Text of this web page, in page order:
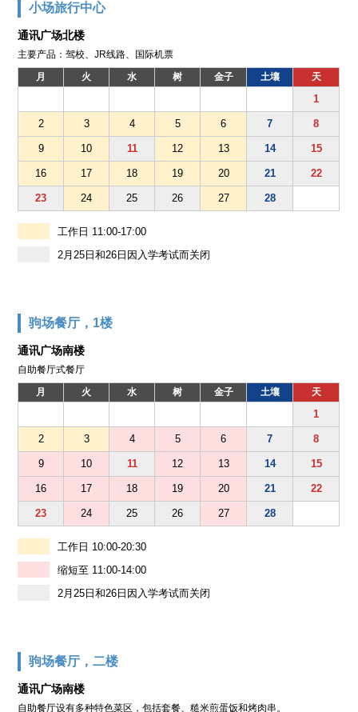
小场旅行中心
通讯广场北楼
主要产品：驾校、JR线路、国际机票
月 火 水 树 金子 土壤 天
1
2 3 4 5 6 7 8
9 10 11 12 13 14 15
16 17 18 19 20 21 22
23 24 25 26 27 28
工作日 11:00-17:00
2月25日和26日因入学考试而关闭
驹场餐厅，1楼
通讯广场南楼
自助餐厅式餐厅
月 火 水 树 金子 土壤 天
1
2 3 4 5 6 7 8
9 10 11 12 13 14 15
16 17 18 19 20 21 22
23 24 25 26 27 28
工作日 10:00-20:30
缩短至 11:00-14:00
2月25日和26日因入学考试而关闭
驹场餐厅，二楼
通讯广场南楼
自助餐厅设有多种特色菜区，包括套餐、糙米煎蛋饭和烤肉串。